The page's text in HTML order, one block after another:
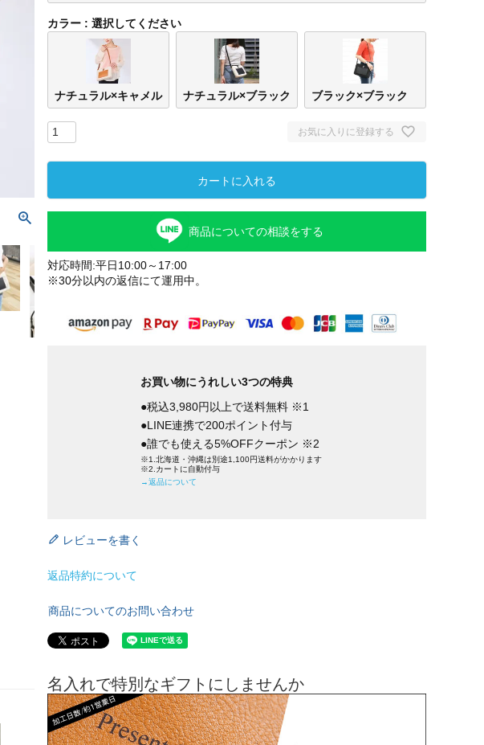
カラー 選択してください
ナチュラル×キャメル ナチュラル×ブラック ブラック×ブラック
お気に入りに登録する
カートに入れる
商品についての相談をする
対応時間:平日10:00～17:00
※30分以内の返信にて運用中。
お買い物にうれしい3つの特典
●税込3,980円以上で送料無料 ※1
●LINE連携で200ポイント付与
●誰でも使える5%OFFクーポン ※2
※1.北海道・沖縄は別途1,100円送料がかかります
※2.カートに自動付与
→返品について
レビューを書く
返品特約について
商品についてのお問い合わせ
名入れで特別なギフトにしませんか